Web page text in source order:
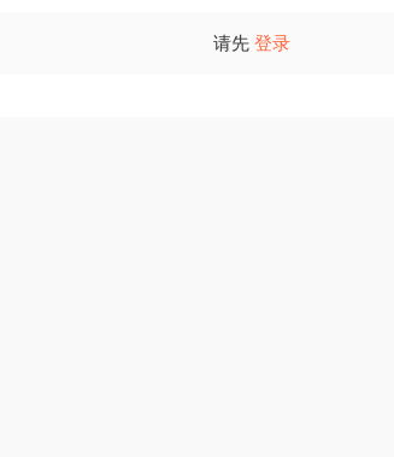
请先 登录